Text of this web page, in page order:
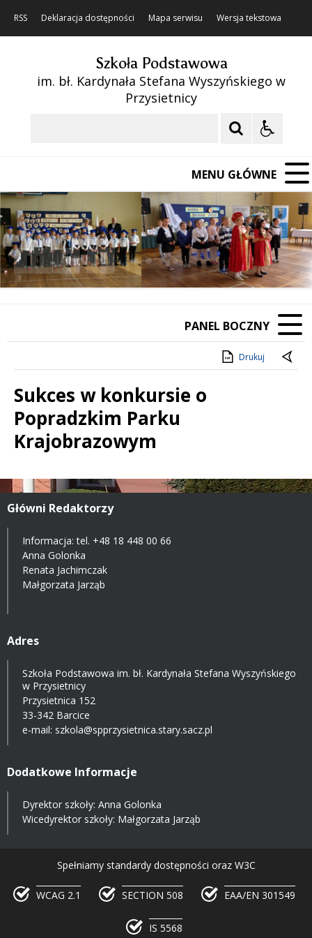
RSS Deklaracja dostępności Mapa serwisu Wersja tekstowa
Szkoła Podstawowa
im. bł. Kardynała Stefana Wyszyńskiego w
Przysietnicy
MENU GŁÓWNE
Poprzedni Element
Następny Element
❚❚
PANEL BOCZNY
Drukuj
Sukces w konkursie o
Popradzkim Parku
Krajobrazowym
Treść
Główni Redaktorzy
Informacja: tel. +48 18 448 00 66
Anna Golonka
Renata Jachimczak
Małgorzata Jarząb
Adres
Szkoła Podstawowa im. bł. Kardynała Stefana Wyszyńskiego
w Przysietnicy
Przysietnica 152
33-342 Barcice
e-mail: szkola@spprzysietnica.stary.sacz.pl
Dodatkowe Informacje
Dyrektor szkoły: Anna Golonka
Wicedyrektor szkoły: Małgorzata Jarząb
Spełniamy standardy dostępności oraz W3C
WCAG 2.1 SECTION 508 EAA/EN 301549
IS 5568